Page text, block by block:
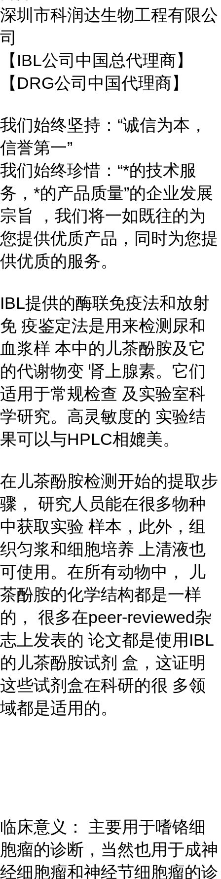
深圳市科润达生物工程有限公
司
【IBL公司中国总代理商】
【DRG公司中国代理商】
我们始终坚持：“诚信为本，
信誉第一”
我们始终珍惜：“*的技术服
务，*的产品质量”的企业发展
宗旨 ，我们将一如既往的为
您提供优质产品，同时为您提
供优质的服务。
IBL提供的酶联免疫法和放射
免 疫鉴定法是用来检测尿和
血浆样 本中的儿茶酚胺及它
的代谢物变 肾上腺素。它们
适用于常规检查 及实验室科
学研究。高灵敏度的 实验结
果可以与HPLC相媲美。
在儿茶酚胺检测开始的提取步
骤， 研究人员能在很多物种
中获取实验 样本，此外，组
织匀浆和细胞培养 上清液也
可使用。在所有动物中， 儿
茶酚胺的化学结构都是一样
的， 很多在peer-reviewed杂
志上发表的 论文都是使用IBL
的儿茶酚胺试剂 盒，这证明
这些试剂盒在科研的很 多领
域都是适用的。
临床意义： 主要用于嗜铬细
胞瘤的诊断，当然也用于成神
经细胞瘤和神经节细胞瘤的诊